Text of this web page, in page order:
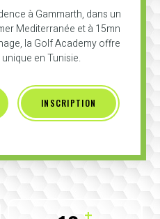
à Gammarth, dans un
Mediterranée et à 15mn
la Golf Academy offre
en Tunisie.
INSCRIPTION